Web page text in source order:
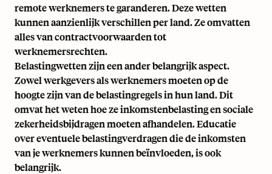
remote werknemers te garanderen. Deze wetten
kunnen aanzienlijk verschillen per land. Ze omvatten
alles van contractvoorwaarden tot
werknemersrechten.
Belastingwetten zijn een ander belangrijk aspect.
Zowel werkgevers als werknemers moeten op de
hoogte zijn van de belastingregels in hun land. Dit
omvat het weten hoe ze inkomstenbelasting en sociale
zekerheidsbijdragen moeten afhandelen. Educatie
over eventuele belastingverdragen die de inkomsten
van je werknemers kunnen beïnvloeden, is ook
belangrijk.